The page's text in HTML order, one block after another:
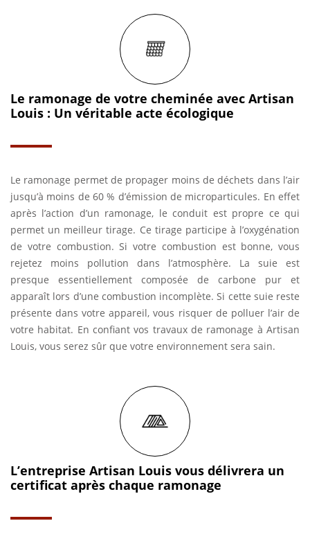
Le ramonage de votre cheminée avec Artisan
Louis : Un véritable acte écologique
Le ramonage permet de propager moins de déchets dans l’air
jusqu’à moins de 60 % d’émission de microparticules. En effet
après l’action d’un ramonage, le conduit est propre ce qui
permet un meilleur tirage. Ce tirage participe à l’oxygénation
de votre combustion. Si votre combustion est bonne, vous
rejetez moins pollution dans l’atmosphère. La suie est
presque essentiellement composée de carbone pur et
apparaît lors d’une combustion incomplète. Si cette suie reste
présente dans votre appareil, vous risquer de polluer l’air de
votre habitat. En confiant vos travaux de ramonage à Artisan
Louis, vous serez sûr que votre environnement sera sain.
L’entreprise Artisan Louis vous délivrera un
certificat après chaque ramonage